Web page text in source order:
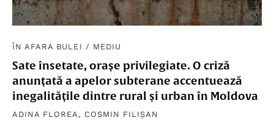
ÎN AFARA BULEI / MEDIU
Sate însetate, orașe privilegiate. O criză
anunțată a apelor subterane accentuează
inegalitățile dintre rural și urban în Moldova
ADINA FLOREA , COSMIN FILIȘAN